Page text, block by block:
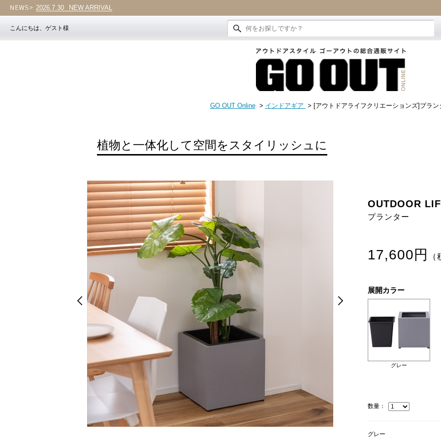
2026.7.30 NEW ARRIVAL
こんにちは、ゲスト様
GO OUT Online > インドアギア > [アウトドアライフクリエーションズ]プラン
植物と一体化して空間をスタイリッシュに
OUTDOOR
プランター
17,600円
展開カラー
グレー
数量：
グレー
Prev
Prev